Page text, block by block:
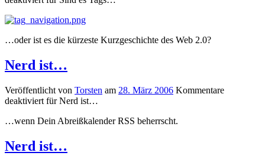
…oder ist es die kürzeste Kurzgeschichte des Web 2.0?
Nerd ist…
Veröffentlicht von Torsten am 28. März 2006 Kommentare
deaktiviert für Nerd ist…
…wenn Dein Abreißkalender RSS beherrscht.
Nerd ist…